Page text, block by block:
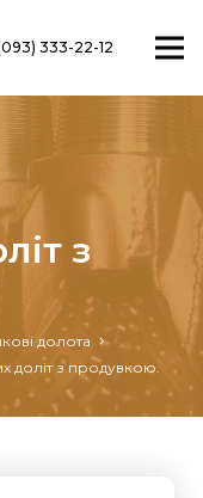
333-22-12
з
долота
доліт з продувкою.